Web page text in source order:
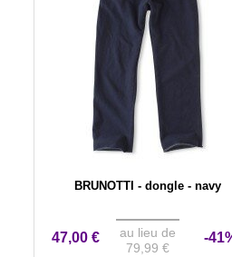
BRUNOTTI - dongle - navy
47,00 €
au lieu de
79,99 €
-